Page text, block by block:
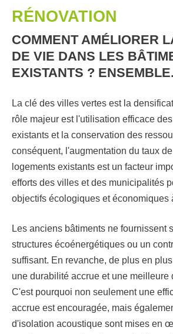
RÉNOVATION
COMMENT AMÉLIORER
DE VIE DANS LES
EXISTANTS ? ENSEMBLE.
La clé des villes vertes est la
rôle majeur est l'utilisation efficace
existants et la conservation des
conséquent, l'augmentation du taux
logements existants est un facteur
efforts des villes et des municipalités
objectifs écologiques et économiques
Les anciens bâtiments ne fournissent
structures écoénergétiques ou un
suffisant. En revanche, de plus en
une durabilité accrue et une meilleure
C'est pourquoi non seulement une
accrue est encouragée, mais
d'isolation acoustique sont mises en